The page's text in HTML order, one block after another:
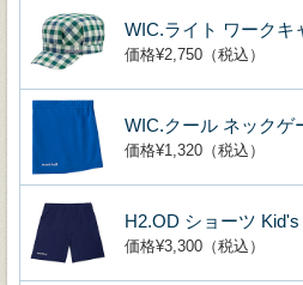
WIC.ライト ワークキ
価格¥2,750（税込）
WIC.クール ネックゲ
価格¥1,320（税込）
H2.OD ショーツ Kid's
価格¥3,300（税込）